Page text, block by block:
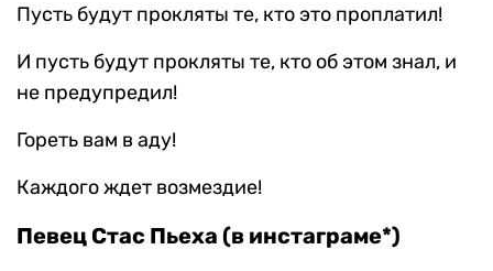
Пусть будут прокляты те, кто это проплатил!
И пусть будут прокляты те, кто об этом знал, и
не предупредил!
Гореть вам в аду!
Каждого ждет возмездие!
Певец Стас Пьеха (в инстаграме*)